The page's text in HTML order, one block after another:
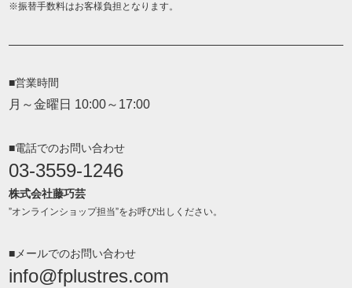
振替手数料はお客様負担となります。
■営業時間
月～金曜日 10:00～17:00
■電話でのお問い合わせ
03-3559-1246
株式会社藤巧芸
”オンラインショップ担当”をお呼び出しください。
■メールでのお問い合わせ
info@fplustres.com